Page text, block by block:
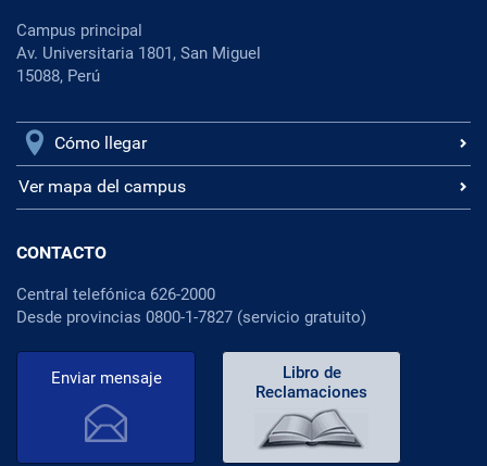
Campus principal
Av. Universitaria 1801, San Miguel
15088, Perú
Cómo llegar
Ver mapa del campus
CONTACTO
Central telefónica 626-2000
Desde provincias 0800-1-7827 (servicio gratuito)
Enviar mensaje
Libro de
Reclamaciones